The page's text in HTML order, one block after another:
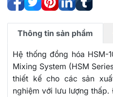
Thông tin sản phẩm
Hệ thống đồng hóa HSM-
Mixing System (HSM
thiết kế cho các sản
nghiệm với lưu lượng